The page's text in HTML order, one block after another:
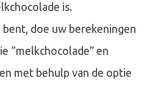
is.
bent, doe uw berekeningen
“melkchocolade” en
met behulp van de optie